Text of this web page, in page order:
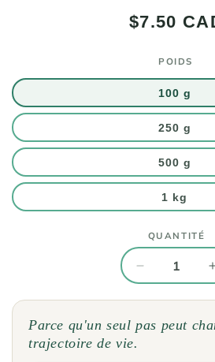
Prix
$7.50
POIDS
100 g
250 g
500 g
1 kg
QUANTITÉ
Réduire
la
quantité
de
Parce qu'un seul pas peut
trajectoire de vie.